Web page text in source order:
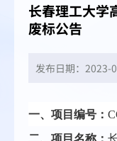
长春理工大学
废标公告
发布日期：2023-
一、项目编号：
二、项目名称：